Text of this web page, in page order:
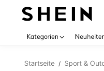
Kategorien
Startseite / Sport &